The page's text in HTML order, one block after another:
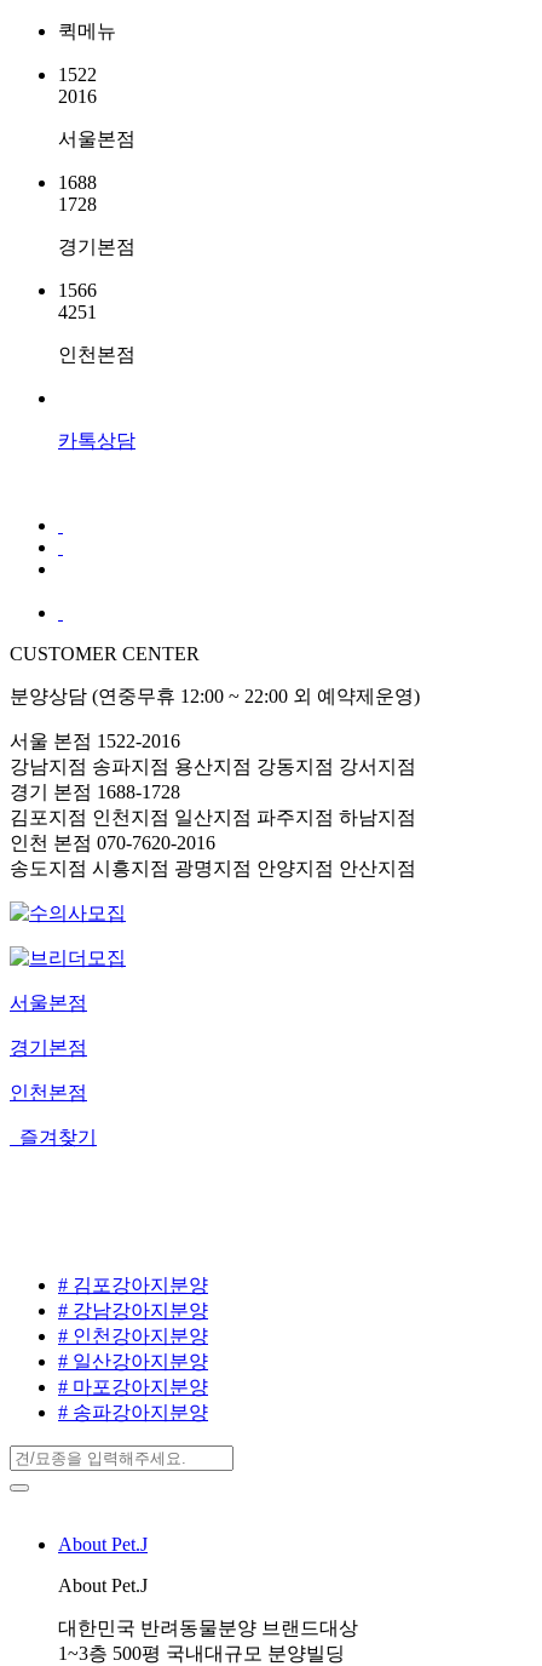
퀵메뉴
1522
2016
서울본점
1688
1728
경기본점
1566
4251
인천본점
카톡상담
CUSTOMER CENTER
분양상담 (연중무휴 12:00 ~ 22:00 외 예약제운영)
서울 본점 1522-2016
강남지점 송파지점 용산지점 강동지점 강서지점
경기 본점 1688-1728
김포지점 인천지점 일산지점 파주지점 하남지점
인천 본점 070-7620-2016
송도지점 시흥지점 광명지점 안양지점 안산지점
서울본점
경기본점
인천본점
즐겨찾기
# 김포강아지분양
# 강남강아지분양
# 인천강아지분양
# 일산강아지분양
# 마포강아지분양
# 송파강아지분양
About Pet.J
About Pet.J
대한민국 반려동물분양 브랜드대상
1~3층 500평 국내대규모 분양빌딩